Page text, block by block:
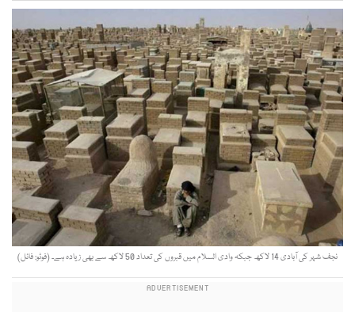
نجف شہر کی آبادی 14 لاکھ جبکہ وادی السلام میں قبروں کی تعداد 50 لاکھ سے بھی زیادہ ہے۔ (فوٹو: فائل)